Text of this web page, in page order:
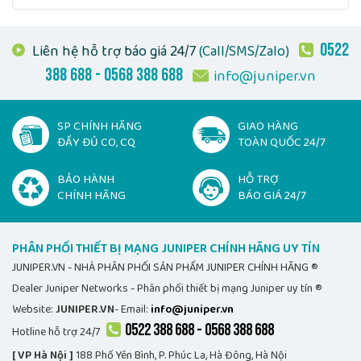
SẢN PHẨM JUNIPER MX2008ĐƯỢC PHÂN PHỐI CHÍNH
HÃNG BỞI
JUNIPER.VN - NHÀ PHÂN PHỐI THIẾT BỊ MẠNG JUNIPER
UY TÍN, DANH TIẾNG
JUNIPER.VN phân phối
Juniper MX2008 chính hãng uy tín
số 1️⃣ Việt Nam
Email báo giáJuniper MX2008
info@juniper.vn
Liên hệ Hotline JUNIPER.VN
0522 388 688 - 0568 388
688
Liên hệ hỗ trợ báo giá 24/7(Call/SMS/Zalo)
0522
388 688 - 0568 388 688
info@juniper.vn
SP CHÍNH HÃNG
ĐẦY ĐỦ CO, CQ
GIAO HÀNG
TOÀN QUỐC 24/7
BẢO HÀNH
CHÍNH HÃNG
HỖ TRỢ
BÁO GIÁ 24/7
PHÂN PHỐI THIẾT BỊ MẠNG JUNIPER CHÍNH HÃNG UY TÍN
JUNIPER.VN - NHÀ PHÂN PHỐI SẢN PHẨM JUNIPER CHÍNH HÃNG ®
Dealer Juniper Networks - Phân phối thiết bị mạng Juniper uy tín ®
Website:JUNIPER.VN- Email: info@juniper.vn
Hotline hỗ trợ 24/7
0522 388 688 - 0568 388 688
[ VP Hà Nội ]188 Phố Yên Bình, P. Phúc La, Hà Đông, Hà Nội